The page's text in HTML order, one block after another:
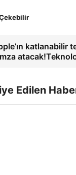
katlanabilir
Edilen